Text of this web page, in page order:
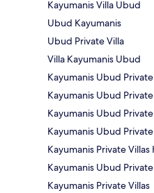
Kayumanis Villa Ubud
Ubud Kayumanis
Ubud Private Villa
Villa Kayumanis Ubud
Kayumanis Ubud
Kayumanis Ubud
Kayumanis Ubud
Kayumanis Ubud
Kayumanis Private Villas
Kayumanis Ubud
Kayumanis Private Villas